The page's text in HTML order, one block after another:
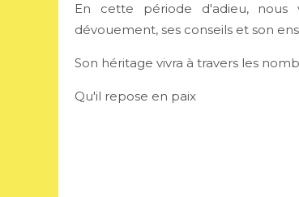
En cette période d'adieu, nous
dévouement, ses conseils et son
Son héritage vivra à travers les
Qu'il repose en paix